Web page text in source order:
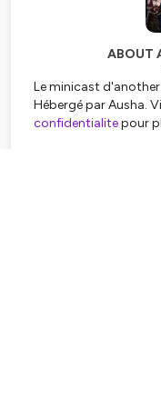
ABOUT
Le minicast
Hébergé par Ausha.
confidentialitepour